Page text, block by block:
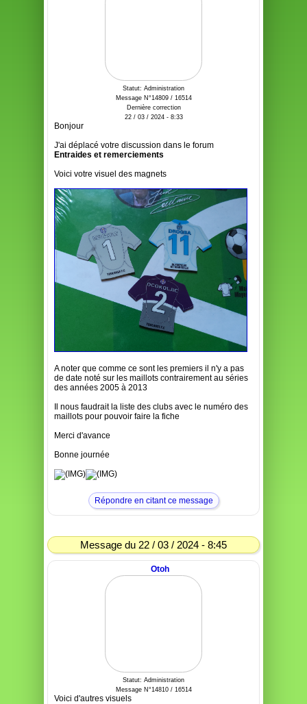
Statut: Administration
Message N°14809 / 16514
Dernière correction
22 / 03 / 2024 - 8:33
Bonjour
J'ai déplacé votre discussion dans le forum
Entraides et remerciements
Voici votre visuel des magnets
A noter que comme ce sont les premiers il n'y a pas
de date noté sur les maillots contrairement au séries
des années 2005 à 2013
Il nous faudrait la liste des clubs avec le numéro des
maillots pour pouvoir faire la fiche
Merci d'avance
Bonne journée
Répondre en citant ce message
Message du 22 / 03 / 2024 - 8:45
Otoh
Statut: Administration
Message N°14810 / 16514
Voici d'autres visuels